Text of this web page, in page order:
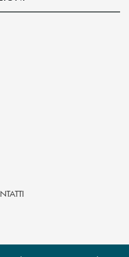
di posta elettronica)
apre l’app di posta